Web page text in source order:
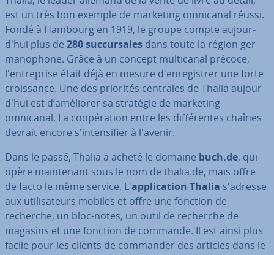
est un très bon exemple de marketing omnicanal réussi.
Fondé à Hambourg en 1919, le groupe compte au­jour­
d'hui plus de 280 suc­cur­sales dans toute la région ger­
ma­no­phone. Grâce à un concept mul­ti­ca­nal précoce,
l'en­tre­prise était déjà en mesure d'en­re­gis­trer une forte
crois­sance. Une des priorités centrales de Thalia au­jour­
d'hui est d’améliorer sa stratégie de marketing
omnicanal. La coo­pé­ra­tion entre les dif­fé­rentes chaînes
devrait encore s'in­ten­si­fier à l'avenir.
Dans le passé, Thalia a acheté le domaine buch.de, qui
opère main­te­nant sous le nom de thalia.de, mais offre
de facto le même service. L'ap­pli­ca­tion Thalia s'adresse
aux uti­li­sa­teurs mobiles et offre une fonction de
recherche, un bloc-notes, un outil de recherche de
magasins et une fonction de commande. Il est ainsi plus
facile pour les clients de commander des articles dans le